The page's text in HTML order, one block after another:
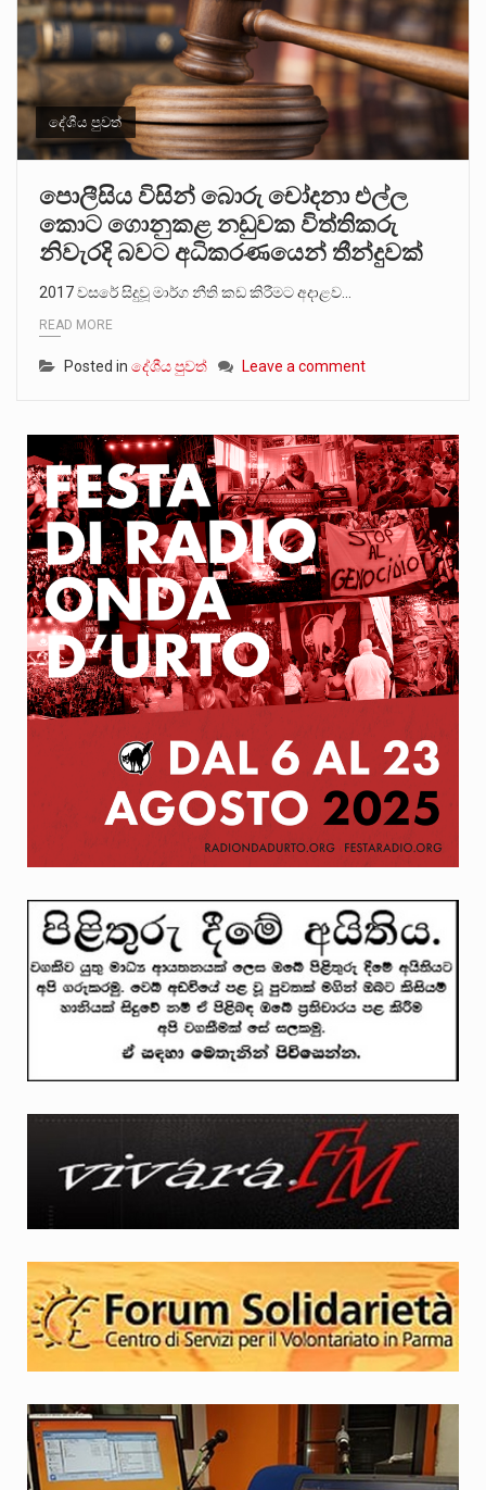
දේශීය පුවත්
පොලීසිය විසින් බොරු චෝදනා එල්ල
කොට ගොනුකළ නඩුවක විත්තිකරු
නිවැරදි බවට අධිකරණයෙන් තීන්දුවක්
2017 වසරේ සිදුවූ මාර්ග නීති කඩ කිරීමට අදාළව…
READ MORE
Posted in දේශීය පුවත් Leave a comment